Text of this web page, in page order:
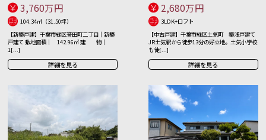
3,760万円
104.34㎡（31.50坪）
【新築戸建】千葉市緑区誉田町二丁目｜新築
戸建て 敷地面積｜ 142.96㎡ 建 物｜
1[...]
詳細を見る
2,680万円
3LDK+ロフト
【中古戸建】千葉市緑区土気町 築浅戸建て
JR土気駅から徒歩13分の好立地。土気小学校
も徒[...]
詳細を見る